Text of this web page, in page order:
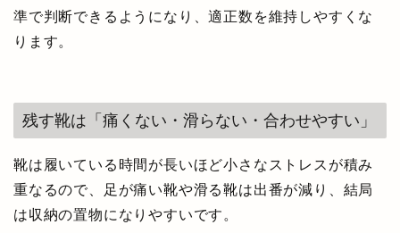
準で判断できるようになり、適正数を維持しやすくな
ります。
残す靴は「痛くない・滑らない・合わせやすい」
靴は履いている時間が長いほど小さなストレスが積み
重なるので、足が痛い靴や滑る靴は出番が減り、結局
は収納の置物になりやすいです。